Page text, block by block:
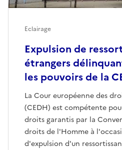
Expulsion de
étrangers
les pouvoirs de la
La Cour européenne des
(CEDH) est compétente
droits garantis par la
droits de l'Homme à
d'expulsion d'un
Eclairage